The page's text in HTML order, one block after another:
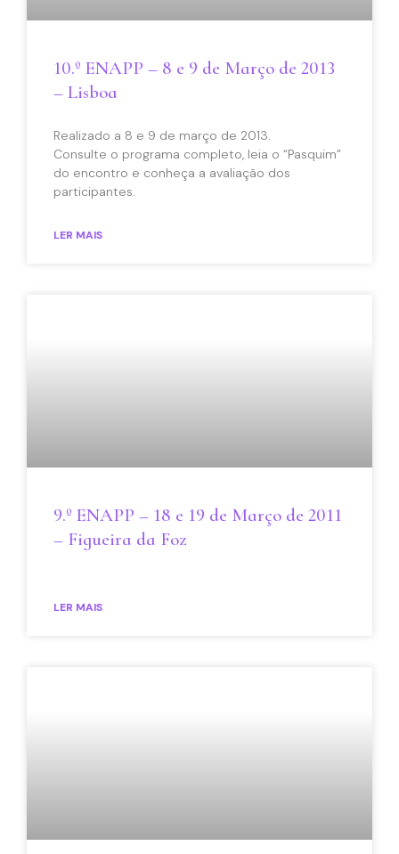
10.º ENAPP – 8 e 9 de Março de 2013
– Lisboa
Realizado a 8 e 9 de março de 2013.
Consulte o programa completo, leia o “Pasquim”
do encontro e conheça a avaliação dos
participantes.
LER MAIS
9.º ENAPP – 18 e 19 de Março de 2011
– Figueira da Foz
LER MAIS